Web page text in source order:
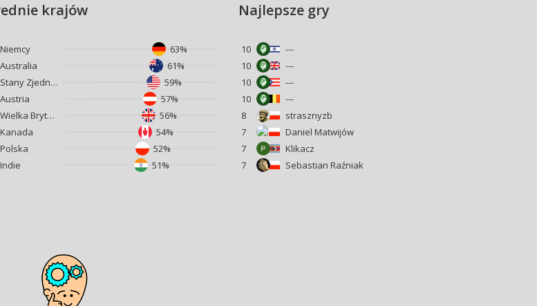
krajów
Niemcy
63%
Australia
61%
Stany Zjednoczone
59%
Austria
57%
Wielka Brytania
56%
Kanada
54%
Polska
52%
Indie 51%
Najlepsze gry
10
---
10
---
10
---
10
---
8
strasznyzb
7
Daniel Matwijów
7
Klikacz
7
Sebastian Raźniak